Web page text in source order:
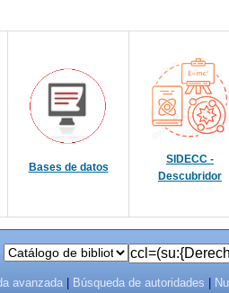
Bases de datos
SIDECC -
Descubridor
avanzada Búsqueda de autoridades